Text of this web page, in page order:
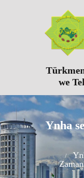
we
Ynha